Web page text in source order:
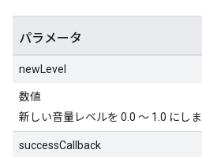
パラメータ
newLevel
数値
新しい音量レベルを 0.0 ～ 1.0 にしま
successCallback